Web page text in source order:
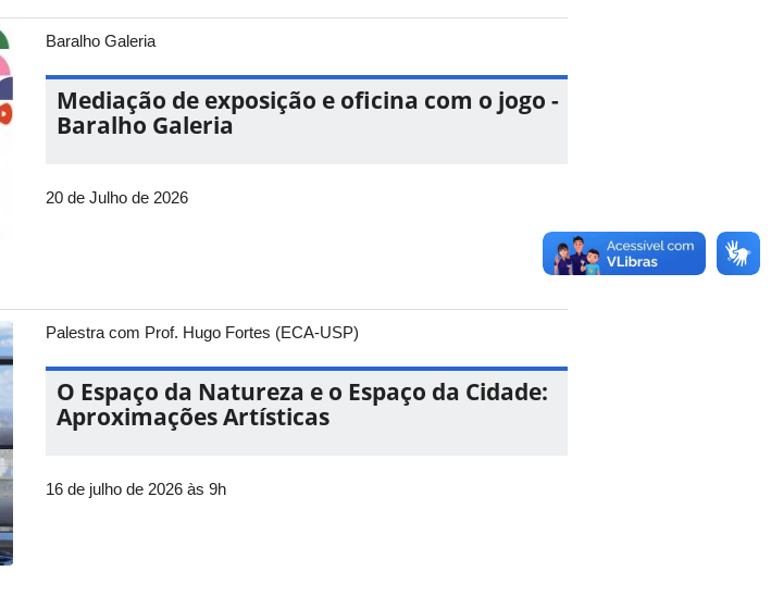
Baralho Galeria
Mediação de exposição e oficina com o jogo -
Baralho Galeria
20 de Julho de 2026
Palestra com Prof. Hugo Fortes (ECA-USP)
O Espaço da Natureza e o Espaço da Cidade:
Aproximações Artísticas
16 de julho de 2026 às 9h